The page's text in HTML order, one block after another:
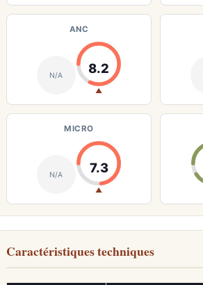
ANC
N/A 8.2
▲
MICRO
N/A 7.3
▲
Caractéristiques techniques